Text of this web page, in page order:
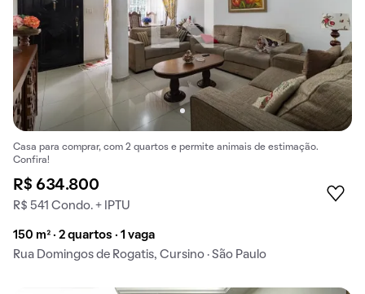
Casa para comprar, com 2 quartos e permite animais de estimação.
Confira!
R$ 634.800
R$ 541 Condo. + IPTU
150 m² · 2 quartos · 1 vaga
Rua Domingos de Rogatis, Cursino · São Paulo